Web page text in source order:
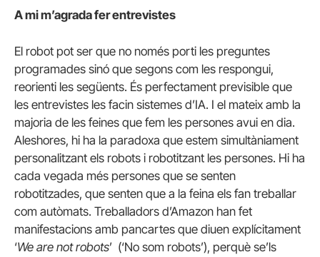
A mi m’agrada fer entrevistes
El robot pot ser que no només porti les preguntes
programades sinó que segons com les respongui,
reorienti les següents. És perfectament previsible que
les entrevistes les facin sistemes d’IA. I el mateix amb la
majoria de les feines que fem les persones avui en dia.
Aleshores, hi ha la paradoxa que estem simultàniament
personalitzant els robots i robotitzant les persones. Hi ha
cada vegada més persones que se senten
robotitzades, que senten que a la feina els fan treballar
com autòmats. Treballadors d’Amazon han fet
manifestacions amb pancartes que diuen explícitament
‘We are not robots’ (‘No som robots’), perquè se’ls